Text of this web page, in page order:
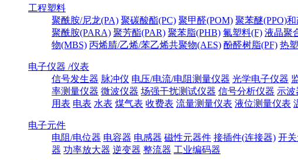
工程塑料
聚酰胺/尼龙(PA) 聚碳酸酯(PC) 聚甲醛(POM) 聚苯醚(PPO)
聚酰胺(PARA) 聚芳酯(PAR) 聚苯脂(PHB) 氟塑料(F) 液晶聚
物(MBS) 丙烯腈/乙烯/苯乙烯共聚物(AES) 酚醛树脂(PF) 热
电子仪器 /仪表
信号发生器 脉冲仪 电压/电流/电阻测量仪器 光学电子仪器
率测量仪器 微波仪器 场强干扰测试仪器 信号分析仪器 示波
用表 电表 水表 煤气表 收费表 流量测量仪表 液位测量仪表
电子元件
电阻/电位器 电容器 电感器 磁性元器件 接插件(连接器) 开
器 功率放大器 逆变器 整流器 工业编码器